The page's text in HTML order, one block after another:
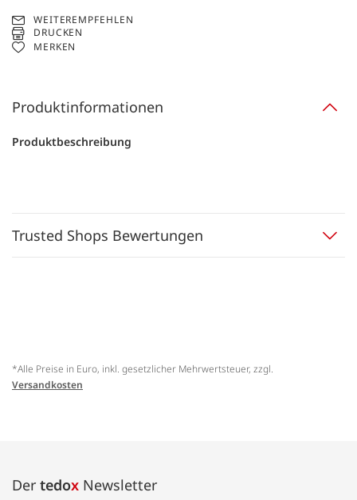
WEITEREMPFEHLEN
DRUCKEN
MERKEN
Produktinformationen
Produktbeschreibung
Trusted Shops Bewertungen
*Alle Preise in Euro, inkl. gesetzlicher Mehrwertsteuer, zzgl.
Versandkosten
Der tedox Newsletter